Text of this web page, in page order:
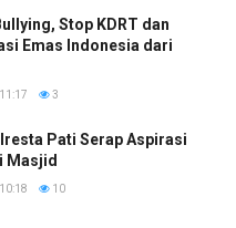
Stop KDRT dan
Emas Indonesia dari
3
Pati Serap Aspirasi
Masjid
10